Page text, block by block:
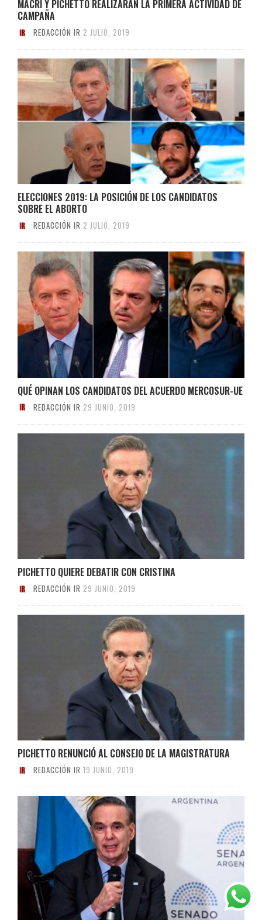
MACRI Y PICHETTO REALIZARÁN LA PRIMERA ACTIVIDAD DE
CAMPAÑA
REDACCIÓN IR 2 JULIO, 2019
ELECCIONES 2019: LA POSICIÓN DE LOS CANDIDATOS
SOBRE EL ABORTO
REDACCIÓN IR 2 JULIO, 2019
QUÉ OPINAN LOS CANDIDATOS DEL ACUERDO MERCOSUR-UE
REDACCIÓN IR 29 JUNIO, 2019
PICHETTO QUIERE DEBATIR CON CRISTINA
REDACCIÓN IR 29 JUNIO, 2019
PICHETTO RENUNCIÓ AL CONSEJO DE LA MAGISTRATURA
REDACCIÓN IR 19 JUNIO, 2019